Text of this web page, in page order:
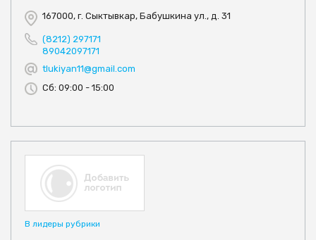
167000, г. Сыктывкар, Бабушкина ул., д. 31
(8212) 297171
89042097171
tlukiyan11@gmail.com
Сб: 09:00 - 15:00
В лидеры рубрики